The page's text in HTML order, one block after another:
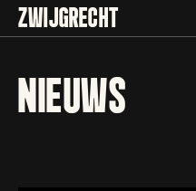
ZWIJGRECHT
NIEUWS